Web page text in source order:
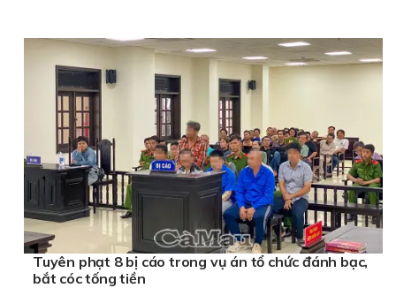
Tuyên phạt 8 bị cáo trong vụ án tổ chức đánh bạc,
bắt cóc tống tiền